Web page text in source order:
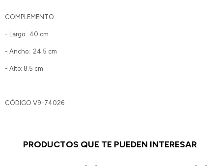
COMPLEMENTO:
- Largo: 40 cm
- Ancho: 24.5 cm
- Alto: 8.5 cm
CÓDIGO V9-74026
PRODUCTOS QUE TE PUEDEN INTERESAR